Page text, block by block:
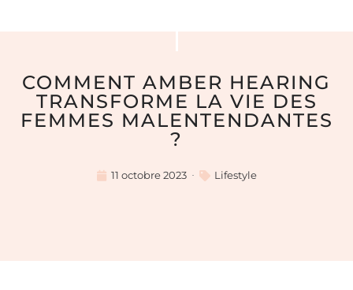
COMMENT AMBER HEARING
TRANSFORME LA VIE DES
FEMMES MALENTENDANTES
?
11 octobre 2023 Lifestyle